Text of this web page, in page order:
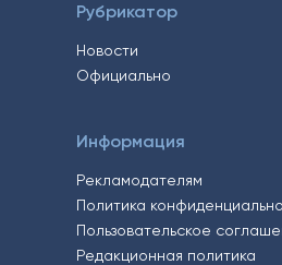
Рубрикатор
Новости
Официально
Информация
Рекламодателям
Политика
Пользовательское
Редакционная политика